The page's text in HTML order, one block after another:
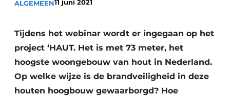
ALGEMEEN11 juni 2021
Tijdens het webinar wordt er ingegaan op het
project ‘HAUT. Het is met 73 meter, het
hoogste woongebouw van hout in Nederland.
Op welke wijze is de brandveiligheid in deze
houten hoogbouw gewaarborgd? Hoe